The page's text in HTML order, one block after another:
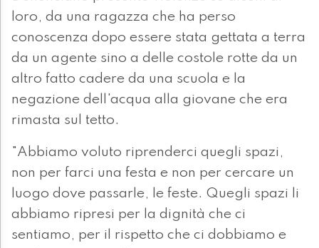
loro, da una ragazza che ha perso
conoscenza dopo essere stata gettata a terra
da un agente sino a delle costole rotte da un
altro fatto cadere da una scuola e la
negazione dell'acqua alla giovane che era
rimasta sul tetto.
"Abbiamo voluto riprenderci quegli spazi,
non per farci una festa e non per cercare un
luogo dove passarle, le feste. Quegli spazi li
abbiamo ripresi per la dignità che ci
sentiamo, per il rispetto che ci dobbiamo e